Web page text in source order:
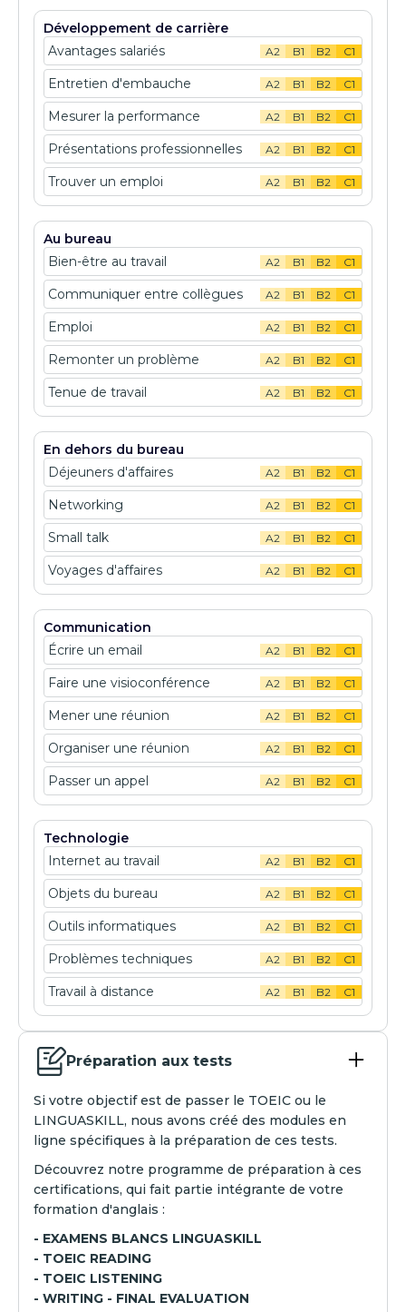
Développement de carrière
Avantages salariés
A2 B1 B2 C1
Entretien d'embauche A2 B1 B2 C1
Mesurer la performance A2 B1 B2 C1
Présentations professionnelles A2 B1 B2 C1
Trouver un emploi A2 B1 B2 C1
Au bureau
Bien-être au travail
A2 B1 B2 C1
Communiquer entre collègues A2 B1 B2 C1
Emploi A2 B1 B2 C1
Remonter un problème A2 B1 B2 C1
Tenue de travail A2 B1 B2 C1
En dehors du bureau
Déjeuners d'affaires
A2 B1 B2 C1
Networking A2 B1 B2 C1
Small talk A2 B1 B2 C1
Voyages d'affaires A2 B1 B2 C1
Communication
Écrire un email
A2 B1 B2 C1
Faire une visioconférence A2 B1 B2 C1
Mener une réunion A2 B1 B2 C1
Organiser une réunion A2 B1 B2 C1
Passer un appel A2 B1 B2 C1
Technologie
Internet au travail
A2 B1 B2 C1
Objets du bureau A2 B1 B2 C1
Outils informatiques A2 B1 B2 C1
Problèmes techniques A2 B1 B2 C1
Travail à distance A2 B1 B2 C1
Préparation aux tests
Si votre objectif est de passer le TOEIC ou le
LINGUASKILL, nous avons créé des modules en
ligne spécifiques à la préparation de ces tests.
Découvrez notre programme de préparation à ces
certifications, qui fait partie intégrante de votre
formation d'anglais :
- EXAMENS BLANCS LINGUASKILL
- TOEIC READING
- TOEIC LISTENING
- WRITING - FINAL EVALUATION